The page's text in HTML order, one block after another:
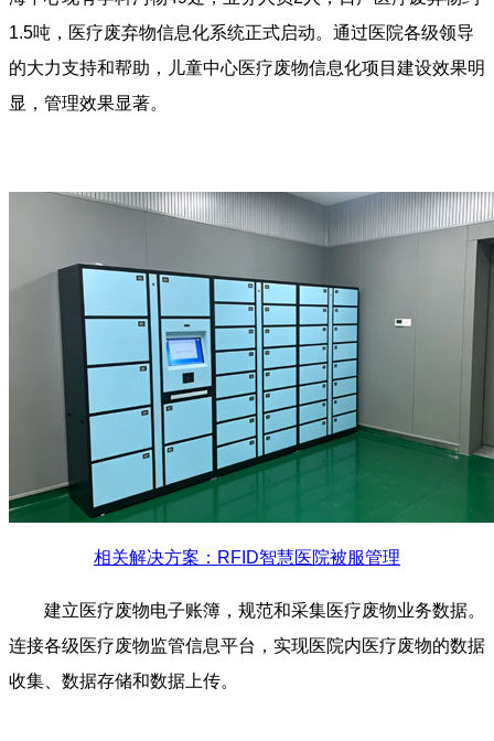
1.5吨，医疗废弃物信息化系统正式启动。通过医院各级领导
的大力支持和帮助，儿童中心医疗废物信息化项目建设效果明
显，管理效果显著。
相关解决方案：RFID智慧医院被服管理
建立医疗废物电子账簿，规范和采集医疗废物业务数据。
连接各级医疗废物监管信息平台，实现医院内医疗废物的数据
收集、数据存储和数据上传。